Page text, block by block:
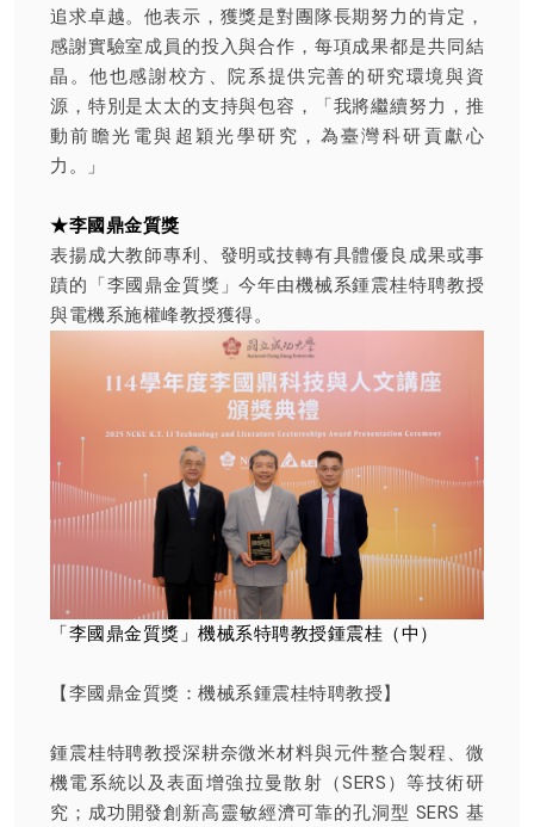
追求卓越。他表示，獲獎是對團隊長期努力的肯定，
感謝實驗室成員的投入與合作，每項成果都是共同結
晶。他也感謝校方、院系提供完善的研究環境與資
源，特別是太太的支持與包容，「我將繼續努力，推
動前瞻光電與超穎光學研究，為臺灣科研貢獻心
力。」
★李國鼎金質獎
表揚成大教師專利、發明或技轉有具體優良成果或事
蹟的「李國鼎金質獎」今年由機械系鍾震桂特聘教授
與電機系施權峰教授獲得。
「李國鼎金質獎」機械系特聘教授鍾震桂（中）
【李國鼎金質獎：機械系鍾震桂特聘教授】
鍾震桂特聘教授深耕奈微米材料與元件整合製程、微
機電系統以及表面增強拉曼散射（SERS）等技術研
究；成功開發創新高靈敏經濟可靠的孔洞型 SERS 基